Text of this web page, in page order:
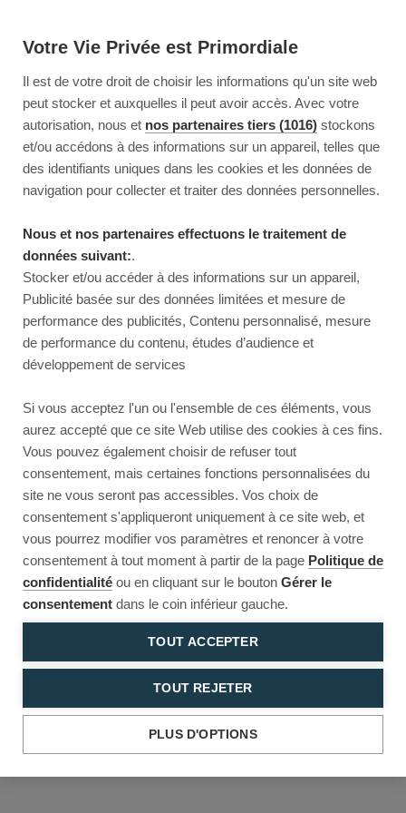
Votre Vie Privée est Primordiale
Il est de votre droit de choisir les informations qu'un site web
peut stocker et auxquelles il peut avoir accès. Avec votre
autorisation, nous et nos partenaires tiers (1016) stockons
et/ou accédons à des informations sur un appareil, telles que
des identifiants uniques dans les cookies et les données de
navigation pour collecter et traiter des données personnelles.
Nous et nos partenaires effectuons le traitement de
données suivant:.
Stocker et/ou accéder à des informations sur un appareil,
Publicité basée sur des données limitées et mesure de
performance des publicités, Contenu personnalisé, mesure
de performance du contenu, études d’audience et
développement de services
Si vous acceptez l'un ou l'ensemble de ces éléments, vous
aurez accepté que ce site Web utilise des cookies à ces fins.
Vous pouvez également choisir de refuser tout
consentement, mais certaines fonctions personnalisées du
site ne vous seront pas accessibles. Vos choix de
consentement s'appliqueront uniquement à ce site web, et
vous pourrez modifier vos paramètres et renoncer à votre
consentement à tout moment à partir de la page Politique de
confidentialité ou en cliquant sur le bouton Gérer le
consentement dans le coin inférieur gauche.
TOUT ACCEPTER
TOUT REJETER
PLUS D'OPTIONS
Reload to try again, or go back.
Reload Back